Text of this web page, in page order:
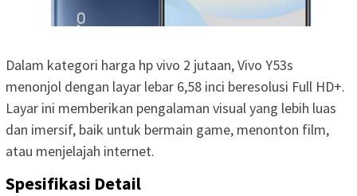
Dalam kategori harga hp vivo 2 jutaan, Vivo Y53s
menonjol dengan layar lebar 6,58 inci beresolusi Full HD+.
Layar ini memberikan pengalaman visual yang lebih luas
dan imersif, baik untuk bermain game, menonton film,
atau menjelajah internet.
Spesifikasi Detail